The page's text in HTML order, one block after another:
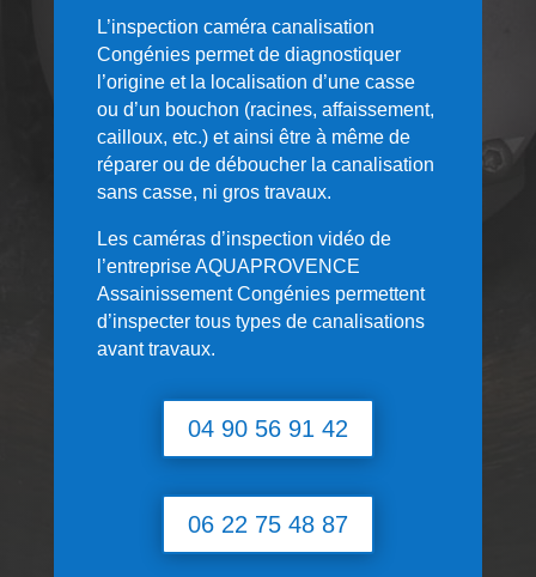
L’inspection caméra canalisation
Congénies permet de diagnostiquer
l’origine et la localisation d’une casse
ou d’un bouchon (racines, affaissement,
cailloux, etc.) et ainsi être à même de
réparer ou de déboucher la canalisation
sans casse, ni gros travaux.
Les caméras d’inspection vidéo de
l’entreprise AQUAPROVENCE
Assainissement Congénies permettent
d’inspecter tous types de canalisations
avant travaux.
04 90 56 91 42
06 22 75 48 87